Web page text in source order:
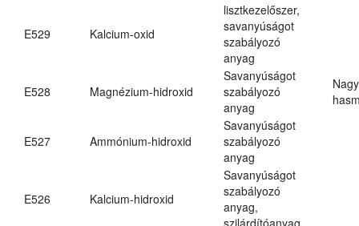
E529 Kalcium-oxid
lisztkezelőszer,
savanyúságot
szabályozó
anyag
E528 Magnézium-hidroxid
Savanyúságot
szabályozó
anyag
E527 Ammónium-hidroxid
Savanyúságot
szabályozó
anyag
E526 Kalcium-hidroxid
Savanyúságot
szabályozó
anyag,
szilárdítóanyag